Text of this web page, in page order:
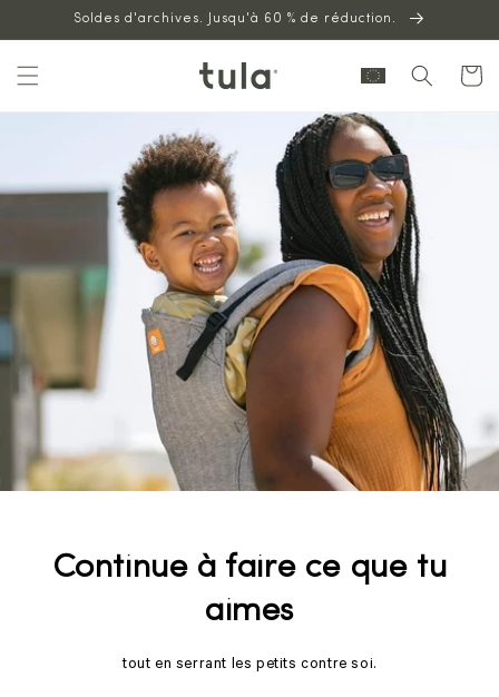
Aller au
contenu
Soldes d'archives. Jusqu'à 60 % de réduction.
Panier
Continue à faire ce que tu
aimes
tout en serrant les petits contre soi.